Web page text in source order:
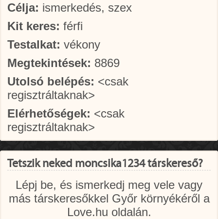
Célja: ismerkedés, szex
Kit keres: férfi
Testalkat: vékony
Megtekintések: 8869
Utolsó belépés: <csak
regisztráltaknak>
Elérhetőségek: <csak
regisztráltaknak>
Tetszik neked moncsika1234 társkereső?
Lépj be, és ismerkedj meg vele vagy
más társkeresőkkel Győr környékéről a
Love.hu oldalán.